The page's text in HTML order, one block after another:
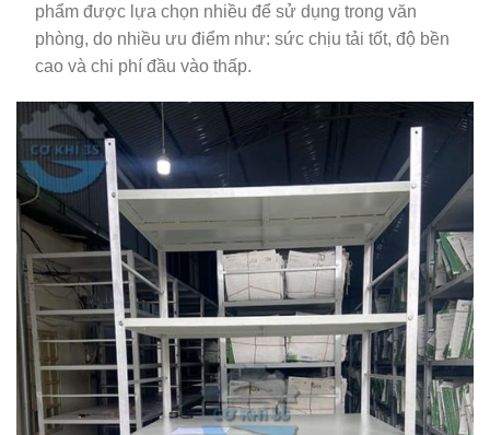
phẩm được lựa chọn nhiều để sử dụng trong văn
phòng, do nhiều ưu điểm như: sức chịu tải tốt, độ bền
cao và chi phí đầu vào thấp.